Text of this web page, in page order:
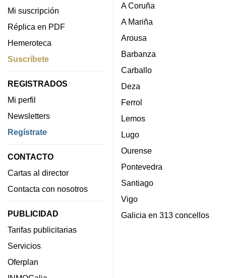
Mi suscripción
Réplica en PDF
Hemeroteca
Suscríbete
REGISTRADOS
Mi perfil
Newsletters
Regístrate
CONTACTO
Cartas al director
Contacta con nosotros
PUBLICIDAD
Tarifas publicitarias
Servicios
Oferplan
A Coruña
A Mariña
Arousa
Barbanza
Carballo
Deza
Ferrol
Lemos
Lugo
Ourense
Pontevedra
Santiago
Vigo
Galicia en 313 concellos